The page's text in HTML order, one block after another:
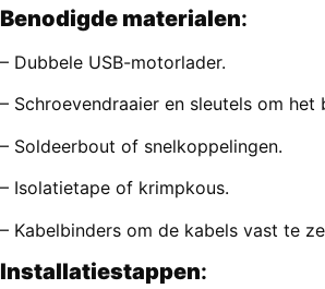
Benodigde materialen:
– Dubbele USB-motorlader.
– Schroevendraaier en sleutels om
– Soldeerbout of snelkoppelingen.
– Isolatietape of krimpkous.
– Kabelbinders om de kabels vast te
Installatiestappen: